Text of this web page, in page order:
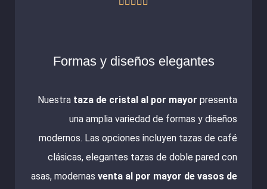
de
Formas y diseños elegantes
Nuestra taza de cristal al por mayor presenta
una amplia variedad de formas y diseños
modernos. Las opciones incluyen tazas de café
clásicas, elegantes tazas de doble pared con
asas, modernas venta al por mayor de vasos de